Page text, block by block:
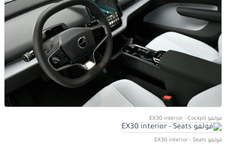
فولفو EX30 interior - Cockpit
فولفو EX30 interior - Seats